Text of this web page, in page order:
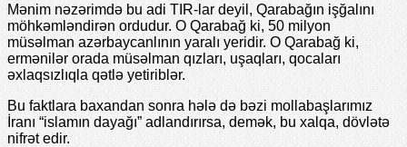
Mənim nəzərimdə bu adi TIR-lar deyil, Qarabağın işğalını
möhkəmləndirən ordudur. O Qarabağ ki, 50 milyon
müsəlman azərbaycanlının yaralı yeridir. O Qarabağ ki,
ermənilər orada müsəlman qızları, uşaqları, qocaları
əxlaqsızlıqla qətlə yetiriblər.
Bu faktlara baxandan sonra hələ də bəzi mollabaşlarımız
İranı “islamın dayağı” adlandırırsa, demək, bu xalqa, dövlətə
nifrət edir.